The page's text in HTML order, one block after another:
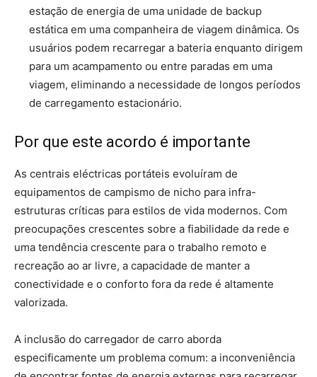
estação de energia de uma unidade de backup
estática em uma companheira de viagem dinâmica. Os
usuários podem recarregar a bateria enquanto dirigem
para um acampamento ou entre paradas em uma
viagem, eliminando a necessidade de longos períodos
de carregamento estacionário.
Por que este acordo é importante
As centrais eléctricas portáteis evoluíram de
equipamentos de campismo de nicho para infra-
estruturas críticas para estilos de vida modernos. Com
preocupações crescentes sobre a fiabilidade da rede e
uma tendência crescente para o trabalho remoto e
recreação ao ar livre, a capacidade de manter a
conectividade e o conforto fora da rede é altamente
valorizada.
A inclusão do carregador de carro aborda
especificamente um problema comum: a inconveniência